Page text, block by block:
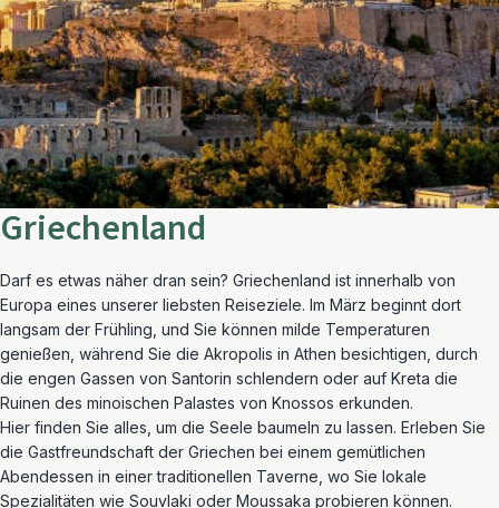
Griechenland
Darf es etwas näher dran sein? Griechenland ist innerhalb von
Europa eines unserer liebsten Reiseziele. Im März beginnt dort
langsam der Frühling, und Sie können milde Temperaturen
genießen, während Sie die Akropolis in Athen besichtigen, durch
die engen Gassen von Santorin schlendern oder auf Kreta die
Ruinen des minoischen Palastes von Knossos erkunden.
Hier finden Sie alles, um die Seele baumeln zu lassen. Erleben Sie
die Gastfreundschaft der Griechen bei einem gemütlichen
Abendessen in einer traditionellen Taverne, wo Sie lokale
Spezialitäten wie Souvlaki oder Moussaka probieren können.